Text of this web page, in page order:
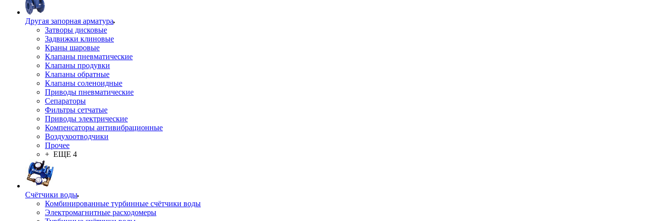
Другая запорная арматура
Затворы дисковые
Задвижки клиновые
Краны шаровые
Клапаны пневматические
Клапаны продувки
Клапаны обратные
Клапаны соленоидные
Приводы пневматические
Сепараторы
Фильтры сетчатые
Приводы электрические
Компенсаторы антивибрационные
Воздухоотводчики
Прочее
+ ЕЩЕ 4
Счётчики воды
Комбинированные турбинные счётчики воды
Электромагнитные расходомеры